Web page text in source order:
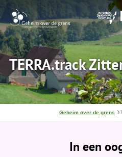
TERRA.track
J
Geheim over de grens
In een